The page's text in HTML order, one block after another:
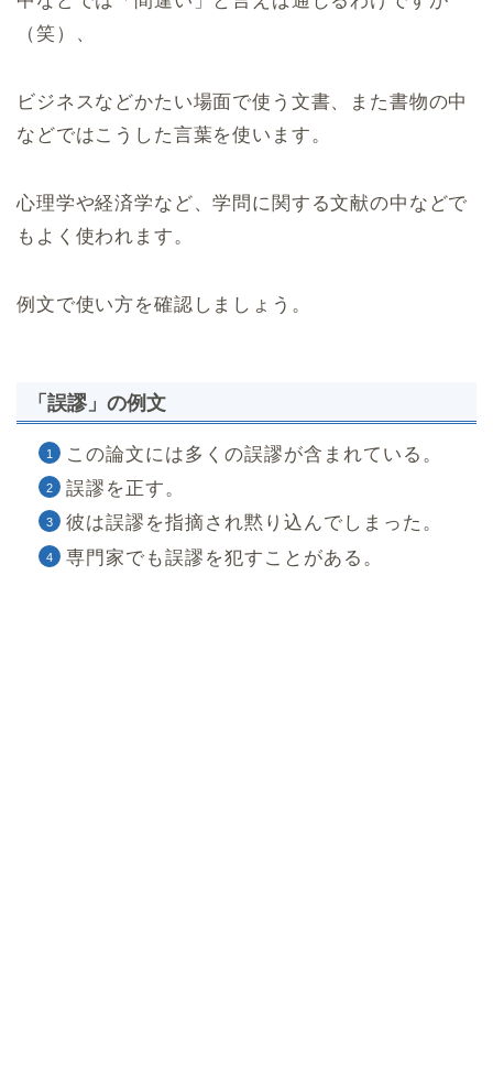
（笑）、
ビジネスなどかたい場面で使う文書、また書物の中
などではこうした言葉を使います。
心理学や経済学など、学問に関する文献の中などで
もよく使われます。
例文で使い方を確認しましょう。
「誤謬」の例文
この論文には多くの誤謬が含まれている。
誤謬を正す。
彼は誤謬を指摘され黙り込んでしまった。
専門家でも誤謬を犯すことがある。